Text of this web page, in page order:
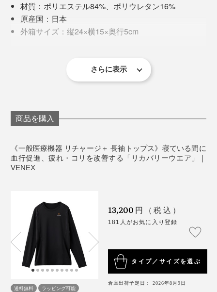
吸水速乾
湿気をよく吸い、すぐに乾く素材なので、ムレることな
ヨガウエアにもぴったりです。
逆に、着用を避けたいのは、車の運転をする時。眠気を
感じる場合があるので、集中力が必要な時は着用NGで
『VENEX』ブランドストーリーはこちら＞
『VENEX』シリーズ一覧はこちら＞
試す前はかなり消極的だったのに、180度印象が転換。
ただ、柿山は肌にピッタリするものが苦手で、タイツは
という感想は出ませんでした。
私はむしろタイツが特にお気に入り。年齢とともに筋肉
が減ってきたせいか、寝る時に太ももやふくらはぎあた
りがスースー冷えるのですが、『VENEX』のタイツの
おかげで、ほかほか。こんなに薄い生地なのに不思議で
材質：ポリエステル84%、ポリウレタン16%
原産国：日本
外箱サイズ：縦24×横15×奥行5cm
※１〜2cmの誤差は予めご了承ください。
さらに表示
商品を購入
《一般医療機器 リチャージ＋ 長袖トップス》寝ている間に
血行促進、疲れ・コリを改善する「リカバリーウエア」｜
VENEX
送料無料 ラッピング可能
13,200 円（税込）
181人がお気に入り登録
タイプ／サイズを選ぶ
倉庫出荷予定日： 2026年8月9日